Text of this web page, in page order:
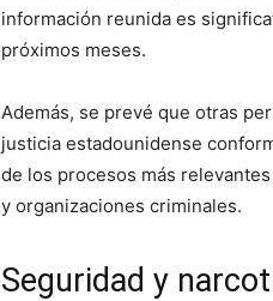
información reunida es
próximos meses.
Además, se prevé que otras
justicia estadounidense
de los procesos más
y organizaciones criminales.
Seguridad y